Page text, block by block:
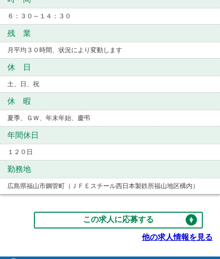
６：３０～１４：３０
残 業
月平均３０時間、状況により変動します
休 日
土、日、祝
休 暇
夏季、ＧＷ、年末年始、慶弔
年間休日
１２０日
勤務地
広島県福山市鋼管町（ＪＦＥスチール西日本製鉄所福山地区構内）
この求人に応募する
他の求人情報を見る